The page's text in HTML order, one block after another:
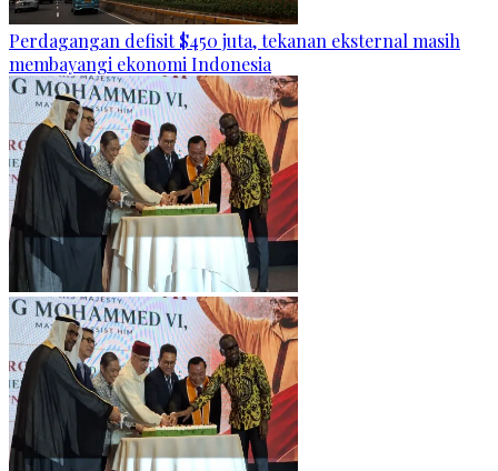
Perdagangan defisit $450 juta, tekanan eksternal masih
membayangi ekonomi Indonesia